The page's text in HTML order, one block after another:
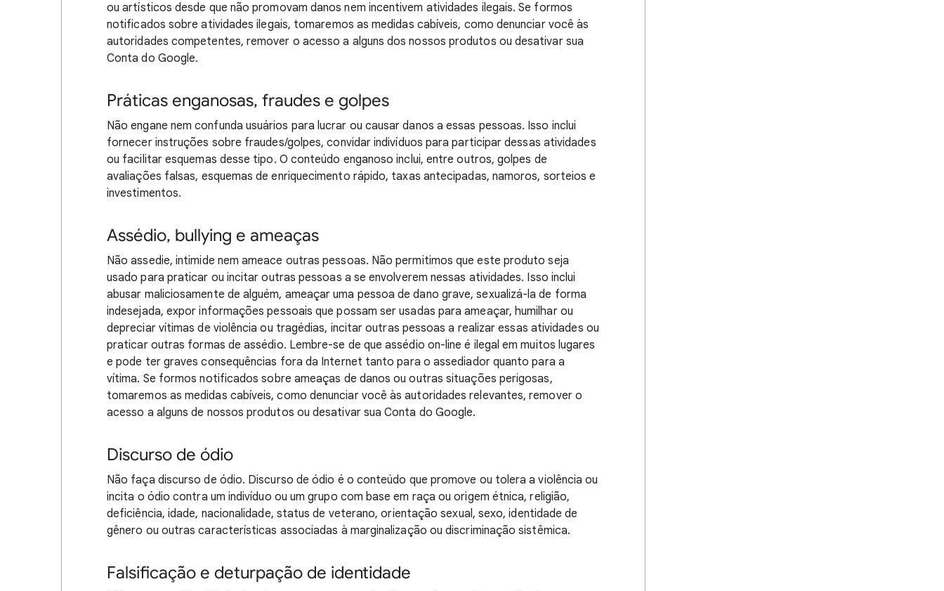
ou artísticos desde que não promovam danos nem incentivem atividades ilegais. Se formos
notificados sobre atividades ilegais, tomaremos as medidas cabíveis, como denunciar você às
autoridades competentes, remover o acesso a alguns dos nossos produtos ou desativar sua
Conta do Google.
Práticas enganosas, fraudes e golpes
Não engane nem confunda usuários para lucrar ou causar danos a essas pessoas. Isso inclui
fornecer instruções sobre fraudes/golpes, convidar indivíduos para participar dessas atividades
ou facilitar esquemas desse tipo. O conteúdo enganoso inclui, entre outros, golpes de
avaliações falsas, esquemas de enriquecimento rápido, taxas antecipadas, namoros, sorteios e
investimentos.
Assédio, bullying e ameaças
Não assedie, intimide nem ameace outras pessoas. Não permitimos que este produto seja
usado para praticar ou incitar outras pessoas a se envolverem nessas atividades. Isso inclui
abusar maliciosamente de alguém, ameaçar uma pessoa de dano grave, sexualizá-la de forma
indesejada, expor informações pessoais que possam ser usadas para ameaçar, humilhar ou
depreciar vítimas de violência ou tragédias, incitar outras pessoas a realizar essas atividades ou
praticar outras formas de assédio. Lembre-se de que assédio on-line é ilegal em muitos lugares
e pode ter graves consequências fora da Internet tanto para o assediador quanto para a
vítima. Se formos notificados sobre ameaças de danos ou outras situações perigosas,
tomaremos as medidas cabíveis, como denunciar você às autoridades relevantes, remover o
acesso a alguns de nossos produtos ou desativar sua Conta do Google.
Discurso de ódio
Não faça discurso de ódio. Discurso de ódio é o conteúdo que promove ou tolera a violência ou
incita o ódio contra um indivíduo ou um grupo com base em raça ou origem étnica, religião,
deficiência, idade, nacionalidade, status de veterano, orientação sexual, sexo, identidade de
gênero ou outras características associadas à marginalização ou discriminação sistêmica.
Falsificação e deturpação de identidade